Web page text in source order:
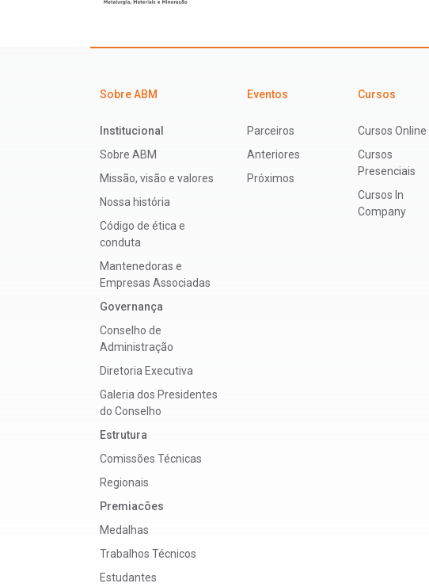
Sobre ABM
Institucional
Sobre ABM
Missão, visão e valores
Nossa história
Código de ética e
conduta
Mantenedoras e
Empresas Associadas
Governança
Conselho de
Administração
Diretoria Executiva
Galeria dos Presidentes
do Conselho
Estrutura
Comissões Técnicas
Regionais
Premiacões
Medalhas
Trabalhos Técnicos
Estudantes
Eventos
Parceiros
Anteriores
Próximos
Cursos
Cursos Online
Cursos
Presenciais
Cursos In
Company